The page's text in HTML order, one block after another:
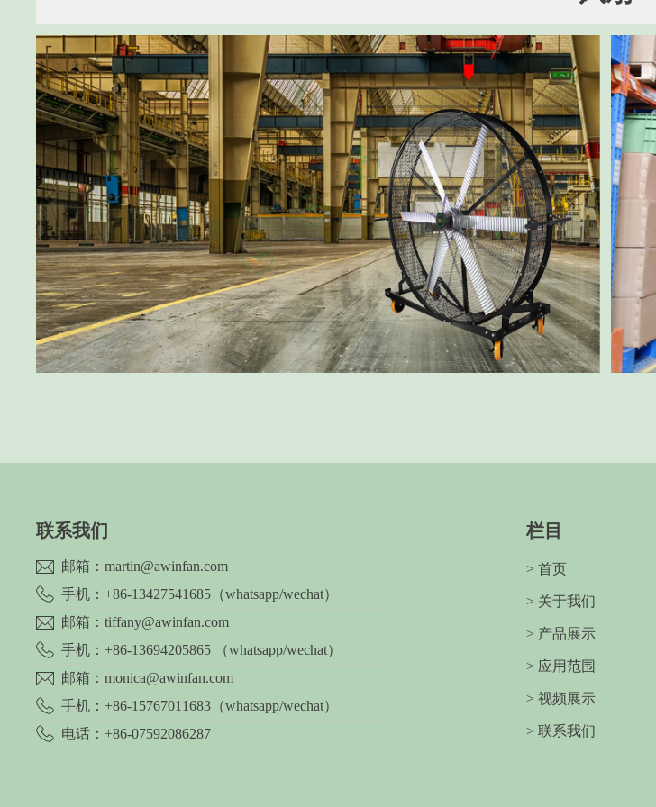
联系我们
邮箱：martin@awinfan.com
手机：+86-13427541685（whatsapp/wechat）
邮箱：tiffany@awinfan.com
手机：+86-13694205865 （whatsapp/wechat）
邮箱：monica@awinfan.com
手机：+86-15767011683（whatsapp/wechat）
电话：+86-07592086287
栏目
> 首页
> 关于我们
> 产品展示
> 应用范围
> 视频展示
> 联系我们